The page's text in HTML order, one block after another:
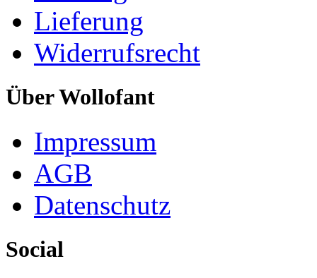
Lieferung
Widerrufsrecht
Über Wollofant
Impressum
AGB
Datenschutz
Social